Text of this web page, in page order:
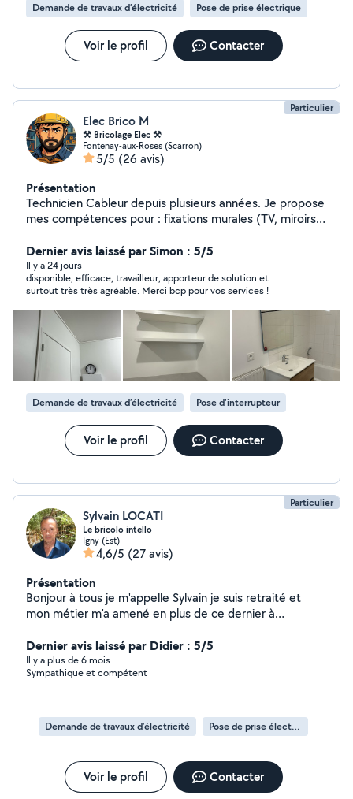
Demande de travaux d’électricité Pose de prise électrique
Voir le profil Contacter
Particulier
Elec Brico M
⚒️ Bricolage Elec ⚒️
Fontenay-aux-Roses (Scarron)
5/5 (26 avis)
Présentation
Technicien Cableur depuis plusieurs années. Je propose
mes compétences pour : fixations murales (TV, miroirs,
Ponctualité garantie, chantier propre, finitions soignées.
Dernier avis laissé par Simon : 5/5
Il y a 24 jours
disponible, efficace, travailleur, apporteur de solution et
surtout très très agréable. Merci bcp pour vos services !
Demande de travaux d’électricité Pose d'interrupteur
Voir le profil Contacter
Particulier
Sylvain LOCATI
Le bricolo intello
Igny (Est)
4,6/5 (27 avis)
Présentation
Bonjour à tous je m'appelle Sylvain je suis retraité et
mon métier m'a amené en plus de ce dernier à
D'autre part j'aime bricoler depuis toujours. Je me suis
inscrit pour plein de (bonnes) raisons! Principalement le
côté relationnel et aussi ne plus réaliser des réparations
encore les amis d'amis de mes copains! j'estime que
tout investissement mérite une compensation sauf si
peut être.
Dernier avis laissé par Didier : 5/5
Il y a plus de 6 mois
Sympathique et compétent
Demande de travaux d’électricité Pose de prise électrique
Voir le profil Contacter